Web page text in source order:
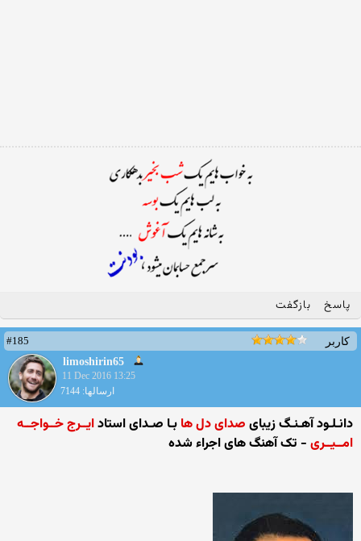
پاسخ بازگفت
کاربر
#185
limoshirin65
11 Dec 2016 13:25
ارسالها: 7144
دانـلـود آهـنـگ زیبای صدای دل ها بـا صـدای استادایــرج خــواجــه
امــیــری - تک آهنگ های اجراء شده